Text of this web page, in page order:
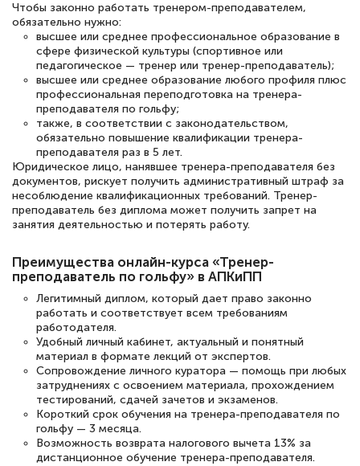
11 марта 2026
Всем добрый день! Я прошла курс
повышени каалификации по
специальности «Тренер-преподаватель
по тяжелой атлетике»! Хочется
подчеркуть, что при обращении
оперативно связались со мной
специалисты, ответили на все
интересующие вопросы и в течении
двух…
Светлана К
Знаток города 7 уровня
10 марта 2026
Оставила заявку на обучение онлайн, мне
быстро ответили, разъяснили все детали.
Обучение понравилось: огромное
количество тематической литературы,
Чтобы законно работать тренером-преподавателем,
обязательно нужно:
высшее или среднее профессиональное образование в
сфере физической культуры (спортивное или
педагогическое — тренер или тренер-преподаватель);
высшее или среднее образование любого профиля плюс
профессиональная переподготовка на тренера-
преподавателя по гольфу;
также, в соответствии с законодательством,
обязательно повышение квалификации тренера-
преподавателя раз в 5 лет.
Юридическое лицо, нанявшее тренера-преподавателя без
документов, рискует получить административный штраф за
несоблюдение квалификационных требований. Тренер-
преподаватель без диплома может получить запрет на
занятия деятельностью и потерять работу.
Преимущества онлайн-курса «Тренер-
преподаватель по гольфу» в АПКиПП
Легитимный диплом, который дает право законно
работать и соответствует всем требованиям
работодателя.
Удобный личный кабинет, актуальный и понятный
материал в формате лекций от экспертов.
Сопровождение личного куратора — помощь при любых
затруднениях с освоением материала, прохождением
тестирований, сдачей зачетов и экзаменов.
Короткий срок обучения на тренера-преподавателя по
гольфу — 3 месяца.
Возможность возврата налогового вычета 13% за
дистанционное обучение тренера-преподавателя.